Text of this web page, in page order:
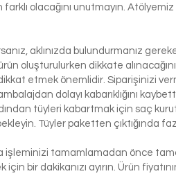
olacağını unutmayın.
aklınızda bulundurmanız
oluşturulurken dikkate
etmek önemlidir. Siparişinizi
dolayı kabarıklığını
tüyleri kabartmak için saç
Tüyler paketten çıktığında
işleminizi tamamlamadan önce
için bir dakikanızı ayırın. Ürün